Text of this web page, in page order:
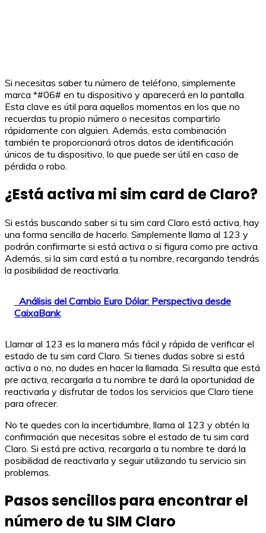
Si necesitas saber tu número de teléfono, simplemente
marca *#06# en tu dispositivo y aparecerá en la pantalla.
Esta clave es útil para aquellos momentos en los que no
recuerdas tu propio número o necesitas compartirlo
rápidamente con alguien. Además, esta combinación
también te proporcionará otros datos de identificación
únicos de tu dispositivo, lo que puede ser útil en caso de
pérdida o robo.
¿Está activa mi sim card de Claro?
Si estás buscando saber si tu sim card Claro está activa, hay
una forma sencilla de hacerlo. Simplemente llama al 123 y
podrán confirmarte si está activa o si figura como pre activa.
Además, si la sim card está a tu nombre, recargando tendrás
la posibilidad de reactivarla.
Análisis del Cambio Euro Dólar: Perspectiva desde
CaixaBank
Llamar al 123 es la manera más fácil y rápida de verificar el
estado de tu sim card Claro. Si tienes dudas sobre si está
activa o no, no dudes en hacer la llamada. Si resulta que está
pre activa, recargarla a tu nombre te dará la oportunidad de
reactivarla y disfrutar de todos los servicios que Claro tiene
para ofrecer.
No te quedes con la incertidumbre, llama al 123 y obtén la
confirmación que necesitas sobre el estado de tu sim card
Claro. Si está pre activa, recargarla a tu nombre te dará la
posibilidad de reactivarla y seguir utilizando tu servicio sin
problemas.
Pasos sencillos para encontrar el
número de tu SIM Claro